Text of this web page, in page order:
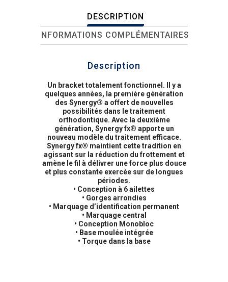
DESCRIPTION
INFORMATIONS COMPLÉMENTAIRES
Description
Un bracket totalement fonctionnel. Il y a
quelques années, la première génération
des Synergy® a offert de nouvelles
possibilités dans le traitement
orthodontique. Avec la deuxième
génération, Synergy fx® apporte un
nouveau modèle du traitement efficace.
Synergy fx® maintient cette tradition en
agissant sur la réduction du frottement et
amène le fil à délivrer une force plus douce
et plus constante exercée sur de longues
périodes.
• Conception à 6 ailettes
• Gorges arrondies
• Marquage d’identification permanent
• Marquage central
• Conception Monobloc
• Base moulée intégrée
• Torque dans la base